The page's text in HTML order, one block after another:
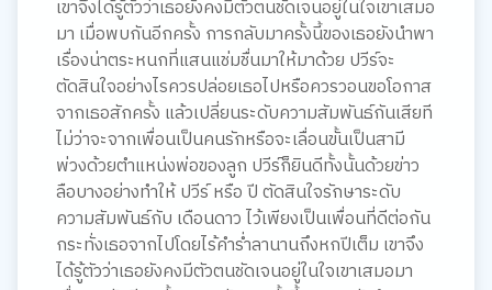
เขาจึงได้รู้ตัวว่าเธอยังคงมีตัวตนชัดเจนอยู่ในใจเขาเสมอ
มา เมื่อพบกันอีกครั้ง การกลับมาครั้งนี้ของเธอยังนำพา
เรื่องน่าตระหนกที่แสนแช่มชื่นมาให้มาด้วย ปวีร์จะ
ตัดสินใจอย่างไรควรปล่อยเธอไปหรือควรวอนขอโอกาส
จากเธอสักครั้ง แล้วเปลี่ยนระดับความสัมพันธ์กันเสียที
ไม่ว่าจะจากเพื่อนเป็นคนรักหรือจะเลื่อนขั้นเป็นสามี
พ่วงด้วยตำแหน่งพ่อของลูก ปวีร์ก็ยินดีทั้งนั้นด้วยข่าว
ลือบางอย่างทำให้ ปวีร์ หรือ ปี ตัดสินใจรักษาระดับ
ความสัมพันธ์กับ เดือนดาว ไว้เพียงเป็นเพื่อนที่ดีต่อกัน
กระทั่งเธอจากไปโดยไร้คำร่ำลานานถึงหกปีเต็ม เขาจึง
ได้รู้ตัวว่าเธอยังคงมีตัวตนชัดเจนอยู่ในใจเขาเสมอมา